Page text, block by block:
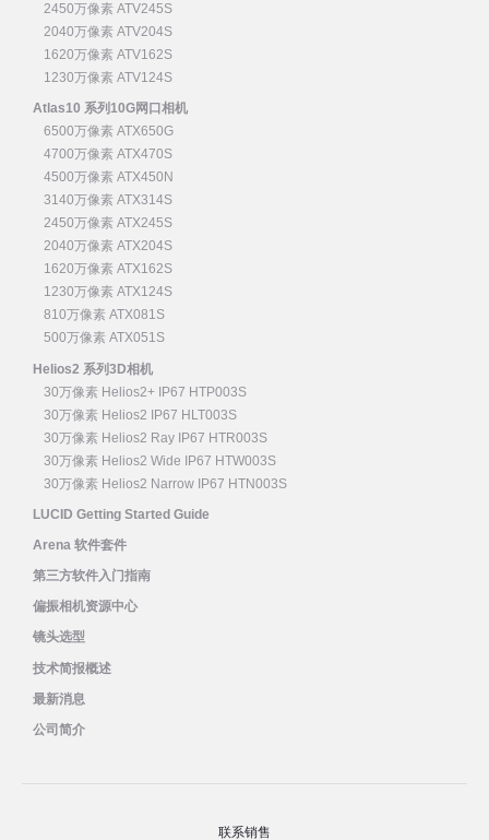
2450万像素 ATV245S
2040万像素 ATV204S
1620万像素 ATV162S
1230万像素 ATV124S
Atlas10 系列10G网口相机
6500万像素 ATX650G
4700万像素 ATX470S
4500万像素 ATX450N
3140万像素 ATX314S
2450万像素 ATX245S
2040万像素 ATX204S
1620万像素 ATX162S
1230万像素 ATX124S
810万像素 ATX081S
500万像素 ATX051S
Helios2 系列3D相机
30万像素 Helios2+ IP67 HTP003S
30万像素 Helios2 IP67 HLT003S
30万像素 Helios2 Ray IP67 HTR003S
30万像素 Helios2 Wide IP67 HTW003S
30万像素 Helios2 Narrow IP67 HTN003S
LUCID Getting Started Guide
Arena 软件套件
第三方软件入门指南
偏振相机资源中心
镜头选型
技术简报概述
最新消息
公司简介
联系销售